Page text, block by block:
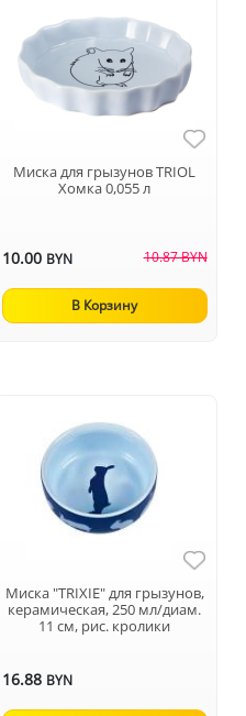
Миска для грызунов TRIOL
Хомка 0,055 л
10.00 BYN 10.87 BYN
В Корзину
Миска "TRIXIE" для грызунов,
керамическая, 250 мл/диам.
11 см, рис. кролики
16.88 BYN